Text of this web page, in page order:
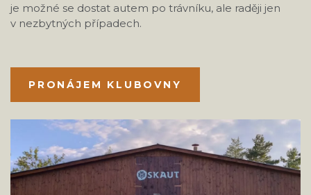
je možné se dostat autem po trávníku, ale raději jen
v nezbytných případech.
PRONÁJEM KLUBOVNY